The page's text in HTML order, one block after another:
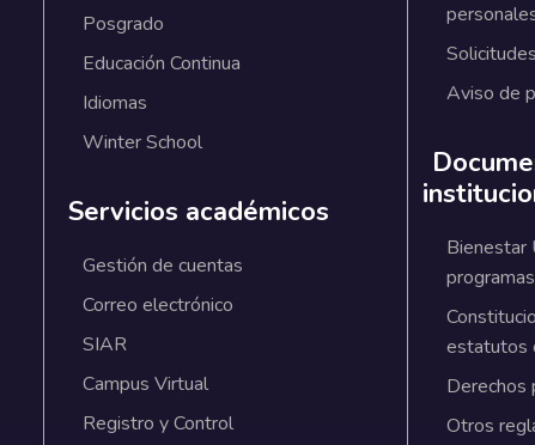
Posgrado
Educación Continua
Idiomas
Winter School
Servicios académicos
Gestión de cuentas
Correo electrónico
SIAR
Campus Virtual
Registro y Control
Solicitudes
Aviso de
Bienestar
programas
estatutos
Derechos
Otros